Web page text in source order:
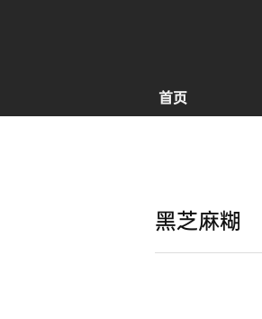
首页
黑芝麻糊